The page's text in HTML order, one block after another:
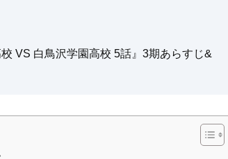
VS 白鳥沢学園高校 5話』3期あらすじ&